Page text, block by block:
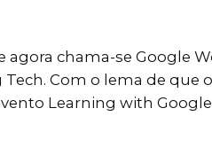
chama-se Google
Com o lema de que
Learning with